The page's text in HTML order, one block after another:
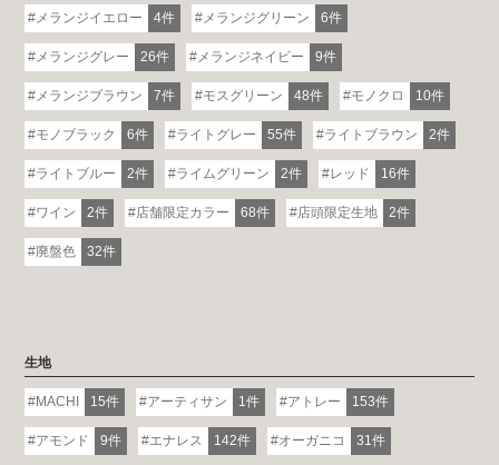
メランジイエロー 4件 メランジグリーン 6件
メランジグレー 26件 メランジネイビー 9件
メランジブラウン 7件 モスグリーン 48件 モノクロ 10件
モノブラック 6件 ライトグレー 55件 ライトブラウン 2件
ライトブルー 2件 ライムグリーン 2件 レッド 16件
ワイン 2件 店舗限定カラー 68件 店頭限定生地 2件
廃盤色 32件
生地
MACHI 15件 アーティサン 1件 アトレー 153件
アモンド 9件 エナレス 142件 オーガニコ 31件